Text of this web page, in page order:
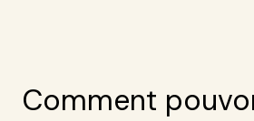
Comment